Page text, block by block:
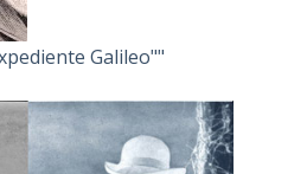
Galileo""